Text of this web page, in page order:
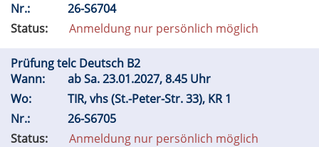
Nr.:
26-S6704
Status:
Anmeldung nur persönlich möglich
Prüfung telc Deutsch B2
Wann:
abSa.23.01.2027, 8.45 Uhr
Wo:
TIR, vhs (St.-Peter-Str. 33), KR 1
Nr.:
26-S6705
Status:
Anmeldung nur persönlich möglich